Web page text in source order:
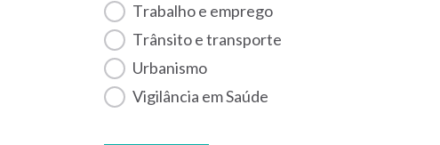
Trabalho e emprego
Trânsito e transporte
Urbanismo
Vigilância em Saúde